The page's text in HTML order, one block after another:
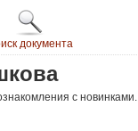
документа
с новинками.